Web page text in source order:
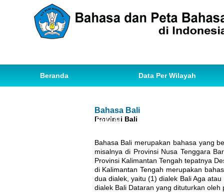
Beranda Data Per Wilayah
Ihwal Pemetaan Bahasa
Bahasa Bali
Provinsi Bali
Bahasa Bali merupakan bahasa yang
misalnya di Provinsi Nusa Tenggara
Provinsi Kalimantan Tengah tepatnya
di Kalimantan Tengah merupakan
dua dialek, yaitu (1) dialek Bali Aga
dialek Bali Dataran yang dituturkan